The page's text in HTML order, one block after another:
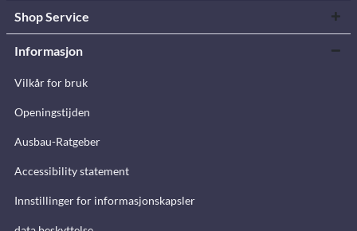
Shop Service
Informasjon
Vilkår for bruk
Openingstijden
Ausbau-Ratgeber
Accessibility statement
Innstillinger for informasjonskapsler